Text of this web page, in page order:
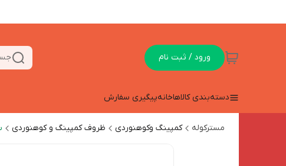
ورود / ثبت نام
دسته‌بندی کالاهاخانهپیگیری سفارش
مسترکوله کمپینگ وکوهنوردی ظروف کمپینگ و کوهنوردی